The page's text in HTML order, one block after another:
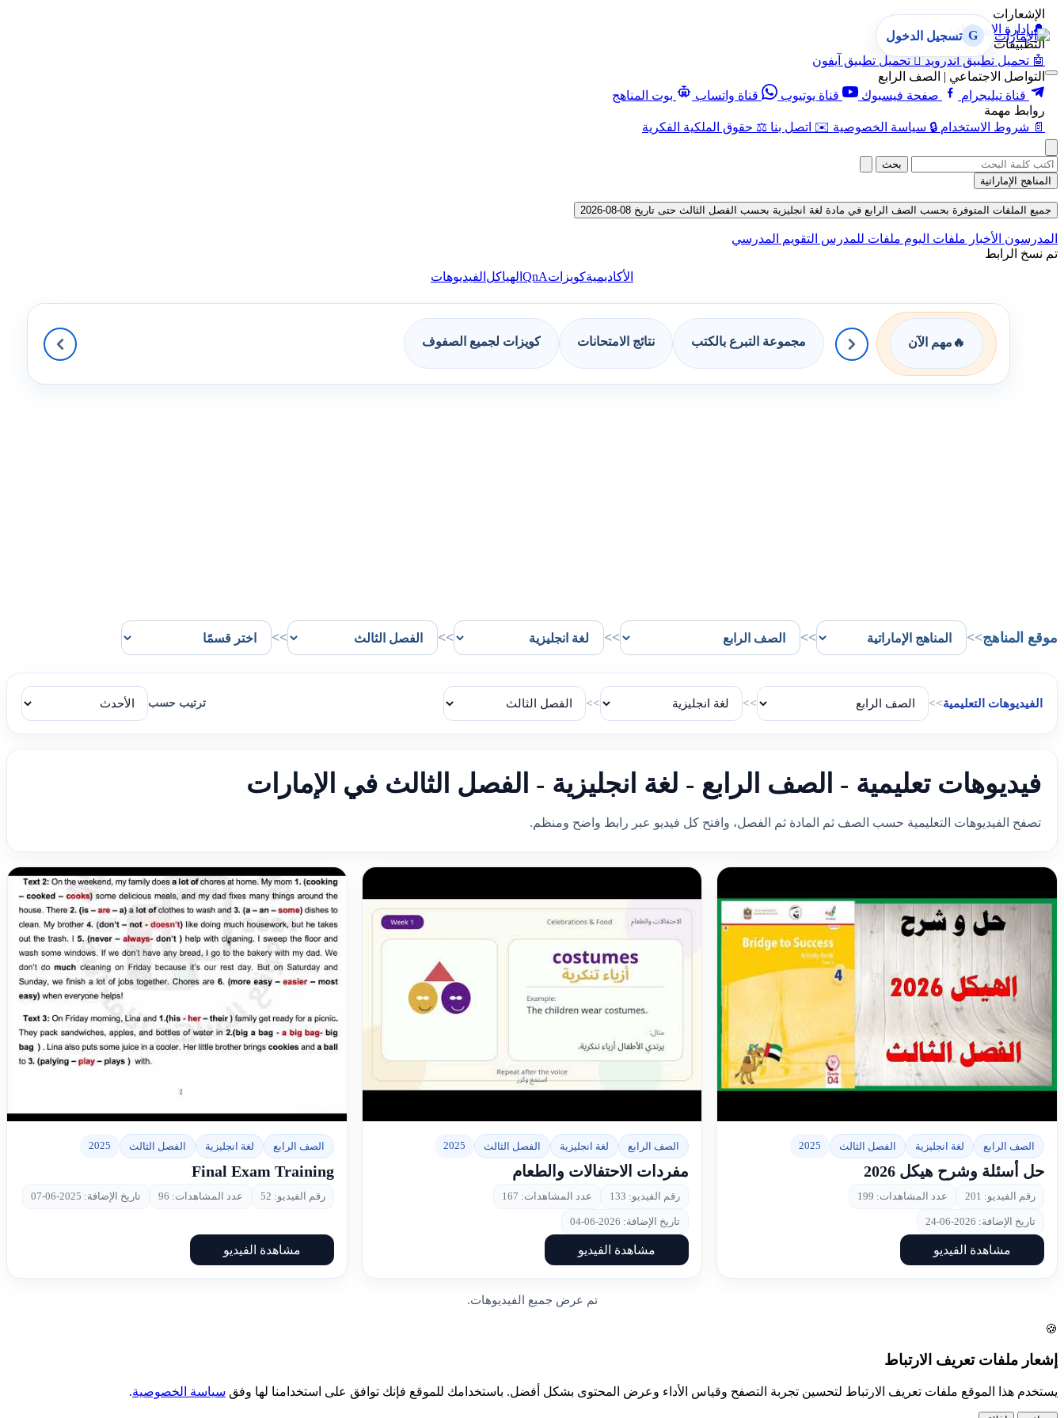
الإشعارات
🔔 إدارة الإشعارات
التطبيقات
🤖 تحميل تطبيق أندرويد  تحميل تطبيق آيفون
التواصل الاجتماعي | الصف الرابع
قناة تيليجرام
صفحة فيسبوك قناة يوتيوب قناة واتساب
بوت المناهج
روابط مهمة
📄 شروط الاستخدام 🔒 سياسة الخصوصية ✉️ اتصل بنا ⚖️ حقوق الملكية الفكرية
G تسجيل الدخول
بحث
المناهج الإماراتية
جميع الملفات المتوفرة بحسب الصف الرابع في مادة لغة انجليزية بحسب الفصل الثالث حتى تاريخ 08-08-2026
المدرسون الأخبار ملفات اليوم ملفات للمدرس التقويم المدرسي
تم نسخ الرابط
الأكاديميةكويزاتQnA الهياكل الفيديوهات
🔥 مهم الآن مجموعة التبرع بالكتب نتائج الامتحانات كويزات لجميع الصفوف
موقع المناهج>>
>>
>>
>>
>>
الفيديوهات التعليمية>>
>>
>> ترتيب حسب
فيديوهات تعليمية - الصف الرابع - لغة انجليزية - الفصل الثالث في الإمارات
تصفح الفيديوهات التعليمية حسب الصف ثم المادة ثم الفصل، وافتح كل فيديو عبر رابط واضح ومنظم.
▶الصف الرابع لغة انجليزية الفصل الثالث 2025
حل أسئلة وشرح هيكل 2026
رقم الفيديو: 201 عدد المشاهدات: 199
تاريخ الإضافة: 2026-06-24
مشاهدة الفيديو
▶الصف الرابع لغة انجليزية الفصل الثالث 2025
مفردات الاحتفالات والطعام
رقم الفيديو: 133 عدد المشاهدات: 167
تاريخ الإضافة: 2026-06-04
مشاهدة الفيديو
▶الصف الرابع لغة انجليزية الفصل الثالث 2025
Final Exam Training
رقم الفيديو: 52 عدد المشاهدات: 96 تاريخ الإضافة: 2025-06-07
مشاهدة الفيديو
تم عرض جميع الفيديوهات.
🍪
إشعار ملفات تعريف الارتباط
يستخدم هذا الموقع ملفات تعريف الارتباط لتحسين تجربة التصفح وقياس الأداء وعرض المحتوى بشكل أفضل. باستخدامك للموقع فإنك توافق على استخدامنا لها وفق سياسة الخصوصية.